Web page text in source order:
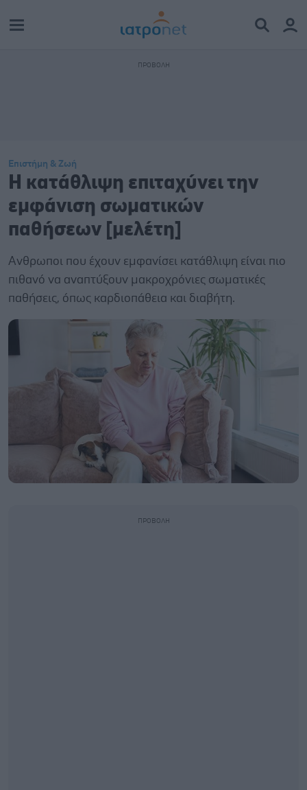
Επιστήμη & Ζωή
Η κατάθλιψη επιταχύνει την
εμφάνιση σωματικών
παθήσεων [μελέτη]
Aνθρωποι που έχουν εμφανίσει κατάθλιψη είναι πιο
πιθανό να αναπτύξουν μακροχρόνιες σωματικές
παθήσεις, όπως καρδιοπάθεια και διαβήτη.